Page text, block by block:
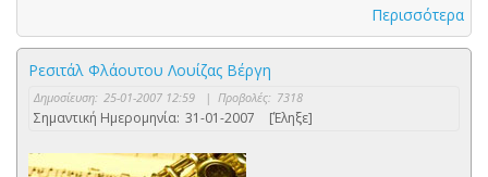
Περισσότερα
Ρεσιτάλ Φλάουτου Λουίζας Βέργη
Δημοσίευση: 25-01-2007 12:59 | Προβολές: 7318
Σημαντική Ημερομηνία: 31-01-2007 [Έληξε]